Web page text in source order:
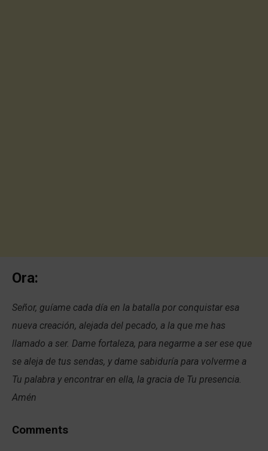
Ora:
Señor, guíame cada día en la batalla por conquistar esa
nueva creación, alejada del pecado, a la que me has
llamado a ser. Dame fortaleza, para negarme a ser ese que
se aleja de tus sendas, y dame sabiduría para volverme a
Tu palabra y encontrar en ella, la gracia de Tu presencia.
Amén
Comments